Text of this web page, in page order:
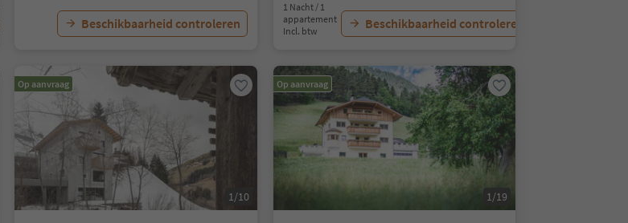
Beschikbaarheid controleren
1 Nacht / 1
appartement
Incl. btw
Beschikbaarheid controleren
Op aanvraag
1/10
Op aanvraag
1/19